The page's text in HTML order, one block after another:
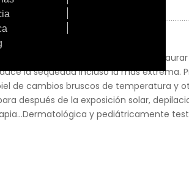
6%
de la piel. Indicada para
la sequedad incluso la más extrema.
de cambios bruscos de temperatura y
después de la exposición solar,
y pediátricamente